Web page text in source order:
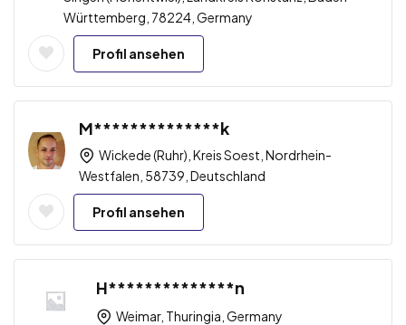
Württemberg, 78224, Germany
Profil ansehen
M**************k
Wickede (Ruhr), Kreis Soest, Nordrhein-
Westfalen, 58739, Deutschland
Profil ansehen
H**************n
Weimar, Thuringia, Germany